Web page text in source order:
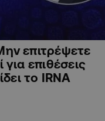
επιτρέψετε
επιθέσεις
το IRNA